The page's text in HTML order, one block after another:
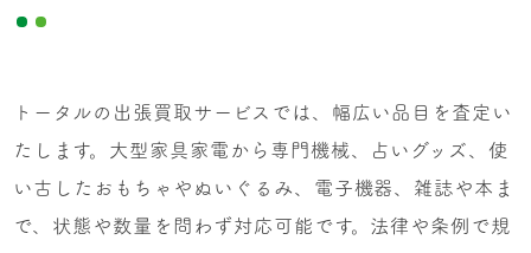
トータルの出張買取サービスでは、幅広い品目を査定い
たします。大型家具家電から専門機械、占いグッズ、使
い古したおもちゃやぬいぐるみ、電子機器、雑誌や本ま
で、状態や数量を問わず対応可能です。法律や条例で規